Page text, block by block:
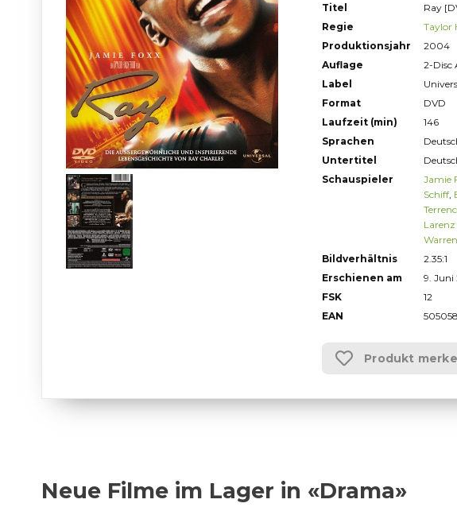
Titel
Ray
Regie
Taylor
Produktionsjahr
2004
Auflage
2-Disc
Label
Format
DVD
Laufzeit (min)
146
Sprachen
Untertitel
Schauspieler
Jamie
Schiff,
Larenz
Warren
Bildverhältnis
2.35:1
Erschienen am
9. Juni
FSK
12
EAN
Produkt
Neue Filme im Lager in «Drama»